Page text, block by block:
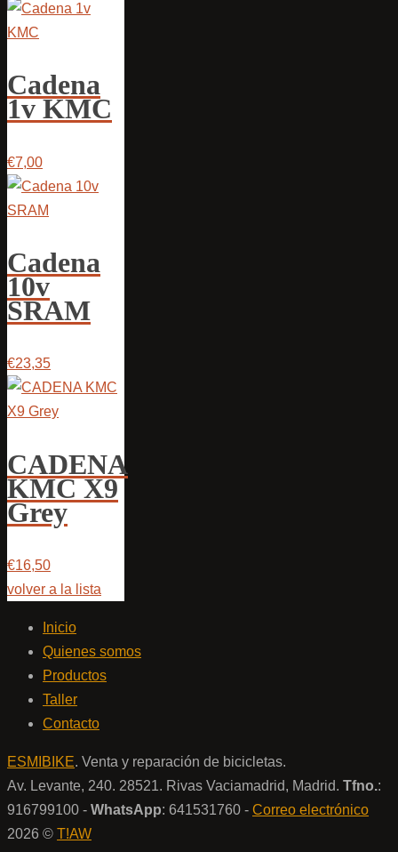
Cadena
1v KMC
€7,00
Cadena
10v
SRAM
€23,35
CADENA
KMC X9
Grey
€16,50
volver a la lista
Inicio
Quienes somos
Productos
Taller
Contacto
ESMIBIKE. Venta y reparación de bicicletas.
Av. Levante, 240. 28521. Rivas Vaciamadrid, Madrid. Tfno.:
916799100 - WhatsApp: 641531760 - Correo electrónico
2026 © T!AW